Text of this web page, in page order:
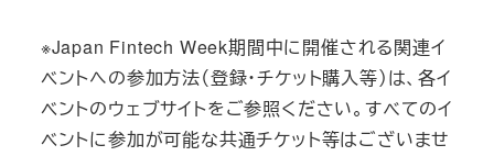
※Japan Fintech Week期間中に開催される関連イ
ベントへの参加方法（登録・チケット購入等）は、各イ
ベントのウェブサイトをご参照ください。すべてのイ
ベントに参加が可能な共通チケット等はございませ